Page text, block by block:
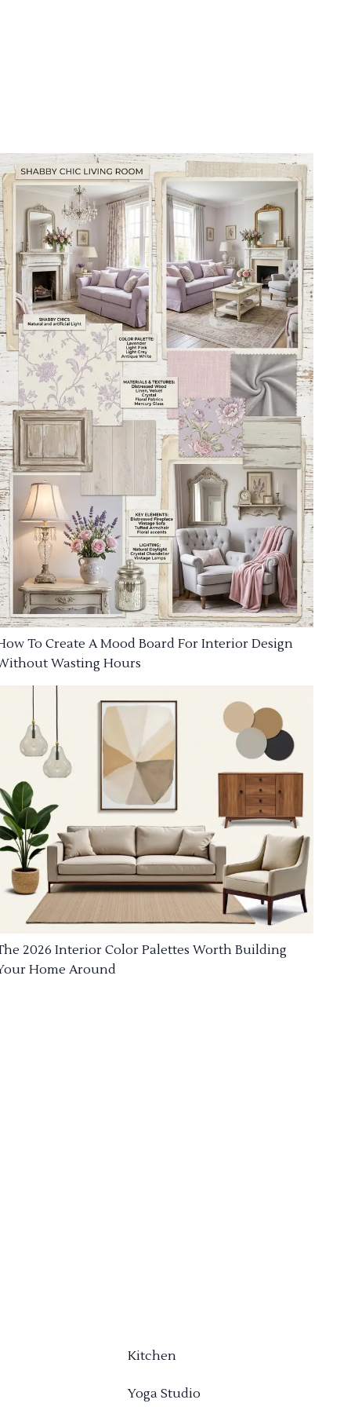
To Create A Mood Board For Interior Design
Wasting Hours
2026 Interior Color Palettes Worth Building
Home Around
Kitchen
Yoga Studio